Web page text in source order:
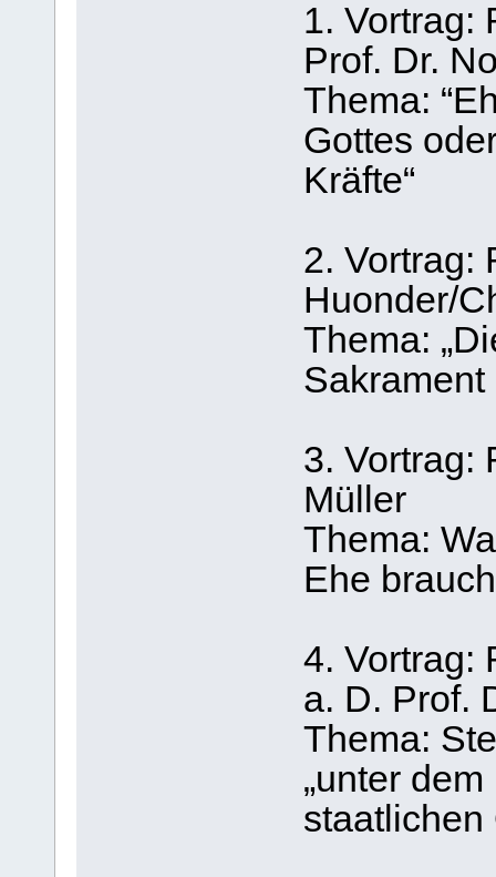
1. Vortrag:
Prof. Dr.
Thema:
Gottes
Kräfte“
2. Vortrag:
Huonder/
Thema:
Sakrament
3. Vortrag:
Müller
Thema:
Ehe
4. Vortrag:
a. D. Prof.
Thema:
„unter
staatlichen